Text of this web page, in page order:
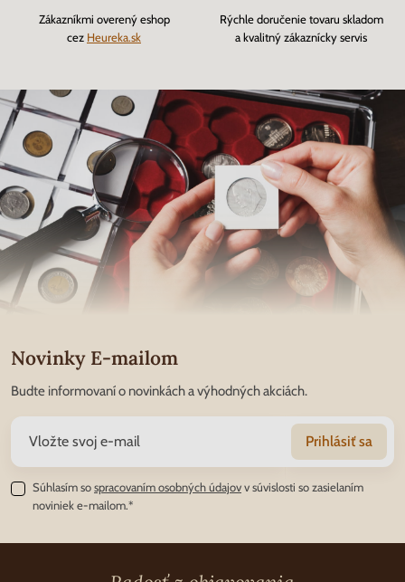
Zákazníkmi overený eshop
cez Heureka.sk
Rýchle doručenie tovaru skladom
a kvalitný zákaznícky servis
Novinky E-mailom
Budte informovaní o novinkách a výhodných akciách.
Prihlásiť sa
Súhlasím sospracovaním osobných údajovv súvislosti so zasielaním
noviniek e-mailom.*